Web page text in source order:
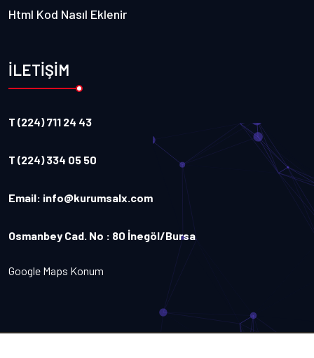
Html Kod Nasıl Eklenir
İLETİŞİM
T (224) 711 24 43
T (224) 334 05 50
Email: info@kurumsalx.com
Osmanbey Cad. No : 80 İnegöl/Bursa
Google Maps Konum